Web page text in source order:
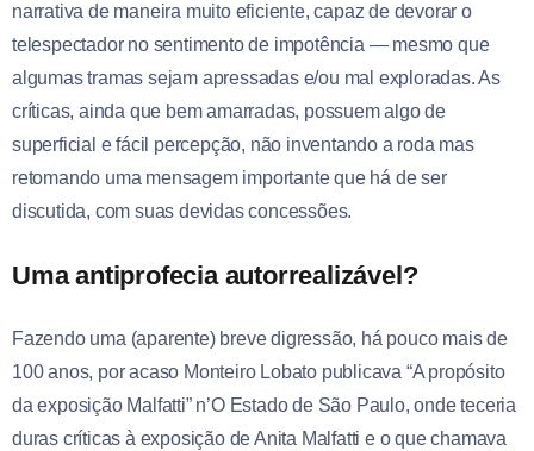
narrativa de maneira muito eficiente, capaz de devorar o
telespectador no sentimento de impotência — mesmo que
algumas tramas sejam apressadas e/ou mal exploradas. As
críticas, ainda que bem amarradas, possuem algo de
superficial e fácil percepção, não inventando a roda mas
retomando uma mensagem importante que há de ser
discutida, com suas devidas concessões.
Uma antiprofecia autorrealizável?
Fazendo uma (aparente) breve digressão, há pouco mais de
100 anos, por acaso Monteiro Lobato publicava “A propósito
da exposição Malfatti” n’O Estado de São Paulo, onde teceria
duras críticas à exposição de Anita Malfatti e o que chamava